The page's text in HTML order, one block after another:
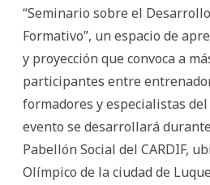
“Seminario sobre el
Formativo”, un espacio de
y proyección que convoca a
participantes entre
formadores y especialistas
evento se desarrollará
Pabellón Social del CARDIF,
Olímpico de la ciudad de